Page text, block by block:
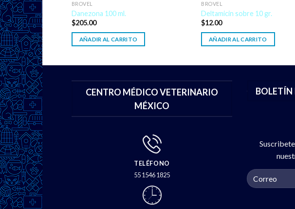
BROVEL
Danezona 100 ml.
$205.00
AÑADIR AL CARRITO
BROVEL
Deltamicin sobre 10 gr.
$12.00
AÑADIR AL CARRITO
CENTRO MÉDICO VETERINARIO
MÉXICO
TELÉFONO
55 1546 1825